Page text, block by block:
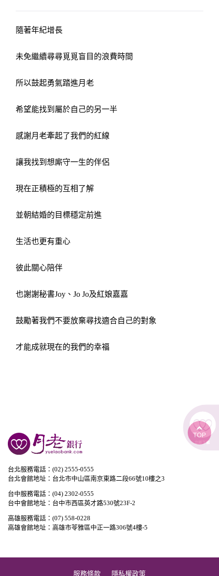
隨著年紀增長
未免繼續尋尋覓覓盲目的浪費時間
所以鼓起勇氣踏進月老
希望能找到屬於自己的另一半
感謝月老牽起了我們的紅線
讓我找到想廝守一生的伴侶
現在正積極的互相了解
並朝結婚的目標穩定前進
生活也更有重心
彼此關心陪伴
也謝謝秘書Joy、Jo Jo及紅娘嘉嘉
鼓勵著我們不要放棄尋找適合自己的對象
才能成就現在的我們的幸福
台北服務電話：(02) 2555-0555
台北會館地址：台北市中山區南京東路二段66號10樓之3
台中服務電話：(04) 2302-0555
台中會館地址：台中市西區英才路530號23F-2
高雄服務電話：(07) 558-0228
高雄會館地址：高雄市苓雅區中正一路306號4樓-5
服務條款 隱私權政策